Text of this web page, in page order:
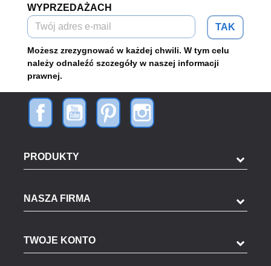
WYPRZEDAŻACH
TAK
Możesz zrezygnować w każdej chwili. W tym celu
należy odnaleźć szczegóły w naszej informacji
prawnej.
PRODUKTY
NASZA FIRMA
TWOJE KONTO